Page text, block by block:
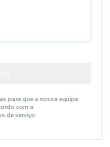
para que a nossa equipe
com a
de serviço